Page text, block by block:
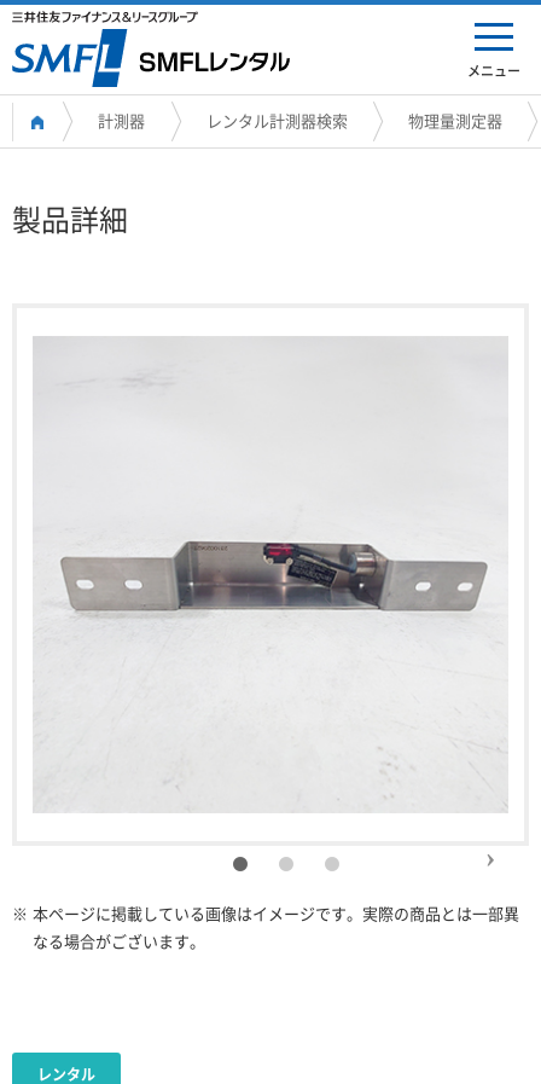
メニュー
計測器 レンタル計測器検索 物理量測定器
製品詳細
※ 本ページに掲載している画像はイメージです。実際の商品とは一部異
なる場合がございます。